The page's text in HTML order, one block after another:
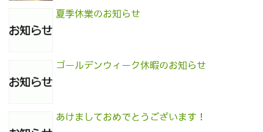
夏季休業のお知らせ
ゴールデンウィーク休暇のお知らせ
あけましておめでとうございます！